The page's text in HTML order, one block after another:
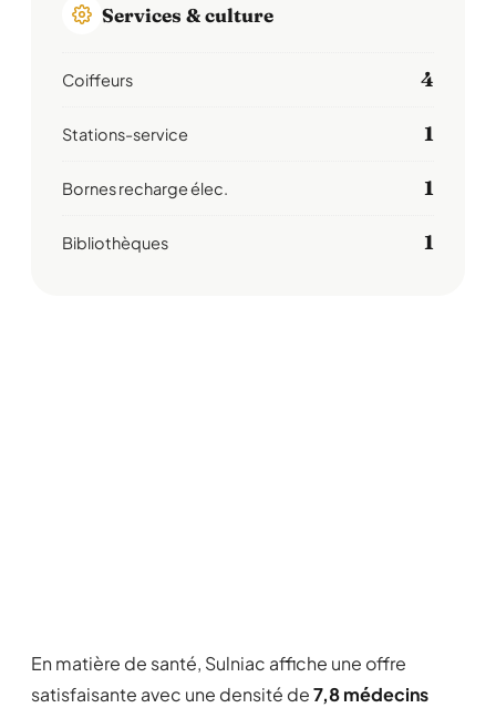
Services & culture
Coiffeurs 4
Stations-service 1
Bornes recharge élec. 1
Bibliothèques 1
En matière de santé, Sulniac affiche une offre
satisfaisante avec une densité de7,8 médecins